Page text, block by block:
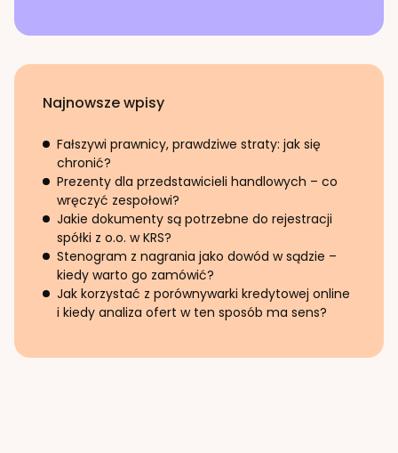
Najnowsze wpisy
Fałszywi prawnicy, prawdziwe straty: jak się
chronić?
Prezenty dla przedstawicieli handlowych – co
wręczyć zespołowi?
Jakie dokumenty są potrzebne do rejestracji
spółki z o.o. w KRS?
Stenogram z nagrania jako dowód w sądzie –
kiedy warto go zamówić?
Jak korzystać z porównywarki kredytowej online
i kiedy analiza ofert w ten sposób ma sens?